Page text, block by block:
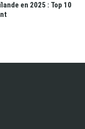
en 2025 : Top 10